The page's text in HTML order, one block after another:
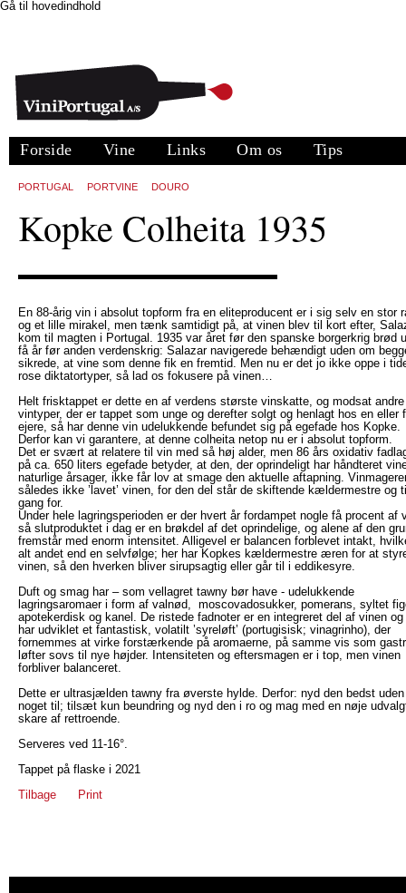
Gå til hovedindhold
Forside Vine Links Om os Tips
PORTUGAL PORTVINE DOURO
Kopke Colheita 1935
En 88-årig vin i absolut topform fra en eliteproducent er i sig selv en stor
og et lille mirakel, men tænk samtidigt på, at vinen blev til kort efter,
kom til magten i Portugal. 1935 var året før den spanske borgerkrig brød
få år før anden verdenskrig: Salazar navigerede behændigt uden om
sikrede, at vine som denne fik en fremtid. Men nu er det jo ikke oppe i
rose diktatortyper, så lad os fokusere på vinen…
Helt frisktappet er dette en af verdens største vinskatte, og modsat andre
vintyper, der er tappet som unge og derefter solgt og henlagt hos en eller
ejere, så har denne vin udelukkende befundet sig på egefade hos Kopke.
Derfor kan vi garantere, at denne colheita netop nu er i absolut topform.
Det er svært at relatere til vin med så høj alder, men 86 års oxidativ
på ca. 650 liters egefade betyder, at den, der oprindeligt har håndteret
naturlige årsager, ikke får lov at smage den aktuelle aftapning.
således ikke ’lavet’ vinen, for den del står de skiftende kældermestre og
gang for.
Under hele lagringsperioden er der hvert år fordampet nogle få procent af
så slutproduktet i dag er en brøkdel af det oprindelige, og alene af den
fremstår med enorm intensitet. Alligevel er balancen forblevet intakt,
alt andet end en selvfølge; her har Kopkes kældermestre æren for at
vinen, så den hverken bliver sirupsagtig eller går til i eddikesyre.
Duft og smag har – som vellagret tawny bør have - udelukkende
lagringsaromaer i form af valnød, moscovadosukker, pomerans, syltet
apotekerdisk og kanel. De ristede fadnoter er en integreret del af vinen
har udviklet et fantastisk, volatilt ’syreløft’ (portugisisk; vinagrinho), der
fornemmes at virke forstærkende på aromaerne, på samme vis som
løfter sovs til nye højder. Intensiteten og eftersmagen er i top, men vinen
forbliver balanceret.
Dette er ultrasjælden tawny fra øverste hylde. Derfor: nyd den bedst uden
noget til; tilsæt kun beundring og nyd den i ro og mag med en nøje
skare af rettroende.
Serveres ved 11-16°.
Tappet på flaske i 2021
Tilbage
Print